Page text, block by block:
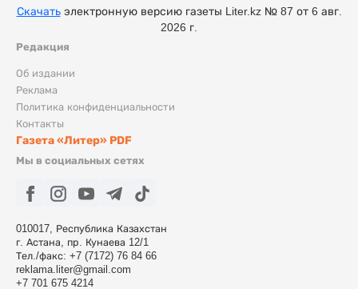
Редакция
Об издании
Реклама
Политика конфиденциальности
Контакты
Газета «Литер» PDF
Мы в социальных сетях
010017, Республика Казахстан
г. Астана, пр. Кунаева 12/1
Тел./факс: +7 (7172) 76 84 66
reklama.liter@gmail.com
+7 701 675 4214
Скачатьэлектронную версию газеты Liter.kz № 87 от 6 авг.
2026 г.